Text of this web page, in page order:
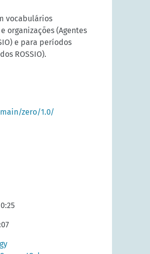
vocabulários
organizações (Agentes
e para períodos
ROSSIO).
zero/1.0/